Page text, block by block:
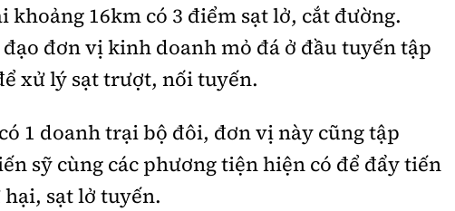
khoảng 16km có 3 điểm sạt lở, cắt đường.
đơn vị kinh doanh mỏ đá ở đầu tuyến tập
xử lý sạt trượt, nối tuyến.
1 doanh trại bộ đôi, đơn vị này cũng tập
sỹ cùng các phương tiện hiện có để đẩy tiến
sạt lở tuyến.